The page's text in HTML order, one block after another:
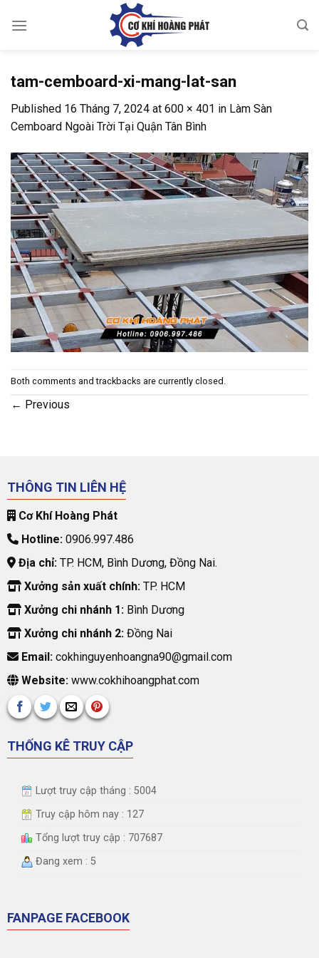
tam-cemboard-xi-mang-lat-san
Published 16 Tháng 7, 2024 at 600 × 401 in Làm Sàn
Cemboard Ngoài Trời Tại Quận Tân Bình
Both comments and trackbacks are currently closed.
← Previous
THÔNG TIN LIÊN HỆ
Cơ Khí Hoàng Phát
Hotline:0906.997.486
Địa chỉ:TP. HCM, Bình Dương, Đồng Nai.
Xưởng sản xuất chính:TP. HCM
Xưởng chi nhánh 1:Bình Dương
Xưởng chi nhánh 2:Đồng Nai
Email:cokhinguyenhoangna90@gmail.com
Website:www.cokhihoangphat.com
THỐNG KÊ TRUY CẬP
Lượt truy cập tháng : 5004
Truy cập hôm nay : 127
Tổng lượt truy cập : 707687
Đang xem : 5
FANPAGE FACEBOOK